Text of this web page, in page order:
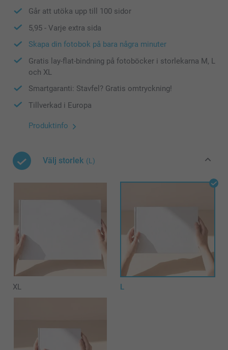
Går att utöka upp till 100 sidor
5,95 - Varje extra sida
Skapa din fotobok på bara några minuter
Gratis lay-flat-bindning på fotoböcker i storlekarna M, L
och XL
Smartgaranti: Stavfel? Gratis omtryckning!
Tillverkad i Europa
Produktinfo
Välj storlek (L)
XL L